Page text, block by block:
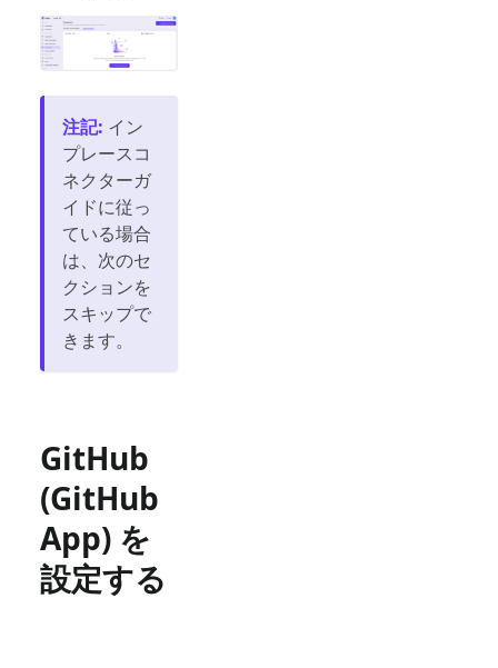
注記: イン
プレースコ
ネクターガ
イドに従っ
ている場合
は、次のセ
クションを
スキップで
きます。
GitHub
(GitHub
App) を
設定する